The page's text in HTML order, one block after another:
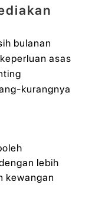
bulanan
asas
kurangnya
lebih
kewangan